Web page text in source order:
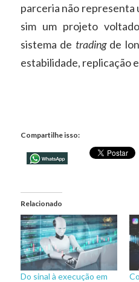
parceria não representa
sim um projeto
sistema de tradingde
estabilidade, replicação
Compartilhe isso:
Relacionado
Do sinal à execução em